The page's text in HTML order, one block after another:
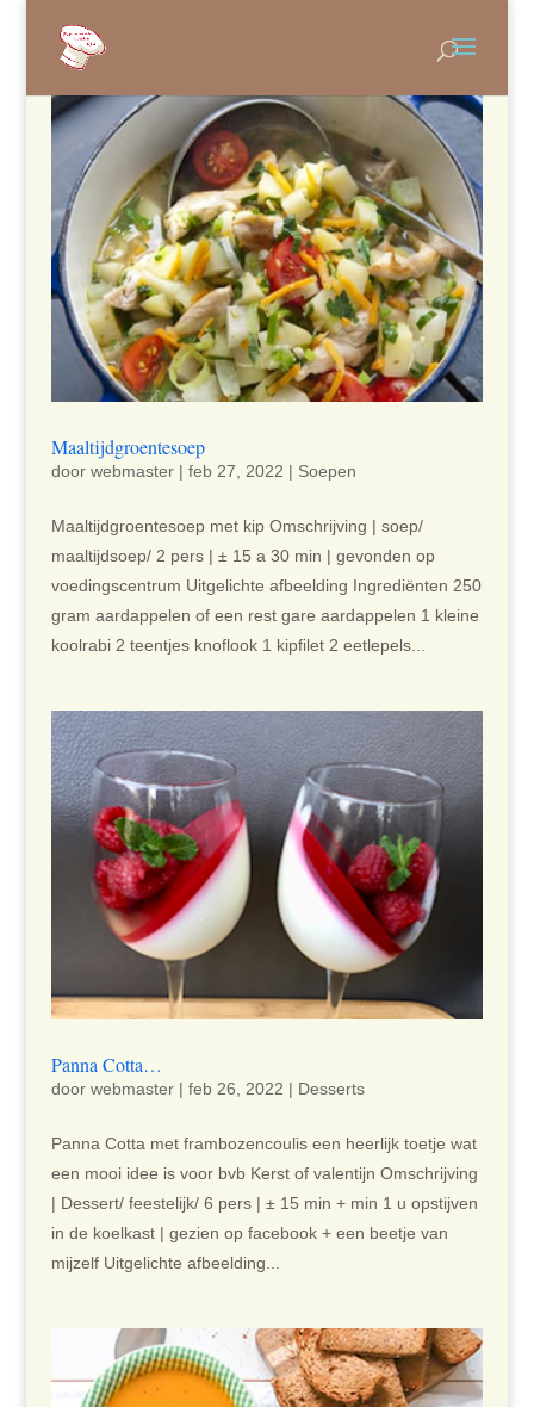
Maaltijdgroentesoep
door webmaster| feb 27, 2022 | Soepen
Maaltijdgroentesoep met kip Omschrijving | soep/
maaltijdsoep/ 2 pers | ± 15 a 30 min | gevonden op
voedingscentrum Uitgelichte afbeelding Ingrediënten 250
gram aardappelen of een rest gare aardappelen 1 kleine
koolrabi 2 teentjes knoflook 1 kipfilet 2 eetlepels...
Panna Cotta…
door webmaster| feb 26, 2022 | Desserts
Panna Cotta met frambozencoulis een heerlijk toetje wat
een mooi idee is voor bvb Kerst of valentijn Omschrijving
| Dessert/ feestelijk/ 6 pers | ± 15 min + min 1 u opstijven
in de koelkast | gezien op facebook + een beetje van
mijzelf Uitgelichte afbeelding...